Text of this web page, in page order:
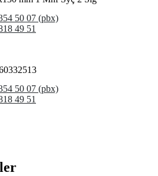
50 07 (pbx)
49 51
50 07 (pbx)
49 51